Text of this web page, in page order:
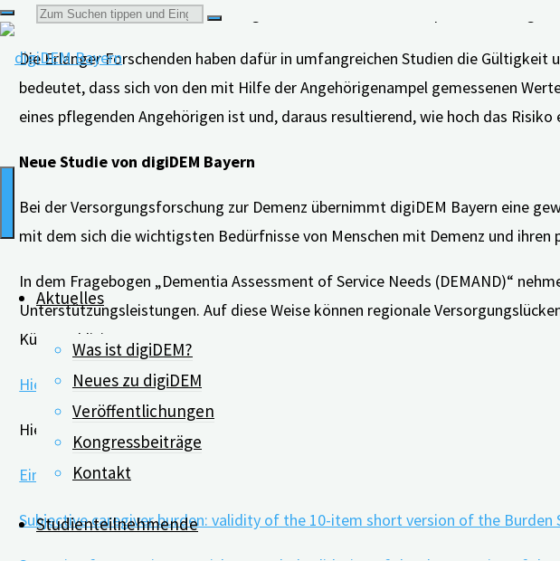
Suchen
nach:
Aktuelles
Was ist digiDEM?
Neues zu digiDEM
Veröffentlichungen
Kongressbeiträge
Kontakt
Studienteilnehmende
sieben Jahren wird es weltweit eingesetzt und ist in über 20 Sprachen verfügbar.
Die Erlanger Forschenden haben dafür in umfangreichen Studien die
bedeutet, dass sich von den mit Hilfe der Angehörigenampel gemessenen
eines pflegenden Angehörigen ist und, daraus resultierend, wie hoch das
Neue Studie von digiDEM Bayern
Bei der Versorgungsforschung zur Demenz übernimmt digiDEM Bayern eine
mit dem sich die wichtigsten Bedürfnisse von Menschen mit Demenz und ihren
In dem Fragebogen „Dementia Assessment of Service Needs (DEMAND)“
Unterstützungsleistungen. Auf diese Weise können regionale
Kürze publiziert.
Hier gelangen Sie zur Angehörigenampel.
Hier geht’s zu den Studien:
Einflussfaktoren auf die Pflegebelastung der Angehörigen von Menschen mit
Subjective caregiver burden: validity of the 10-item short version of the Burden